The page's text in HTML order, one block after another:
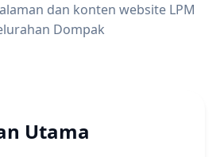
dan konten website LPM
Dompak
Utama